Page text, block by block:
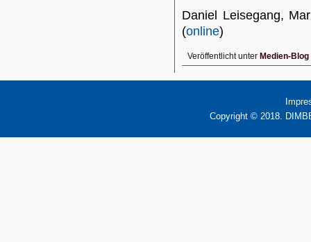
Daniel Leisegang,
(online)
Veröffentlicht unter Medien-Blog
Copyright © 2018.